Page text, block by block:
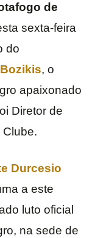
de
sexta-feira
do
, o
apaixonado
Diretor de
Durcesio
a este
luto oficial
na sede de